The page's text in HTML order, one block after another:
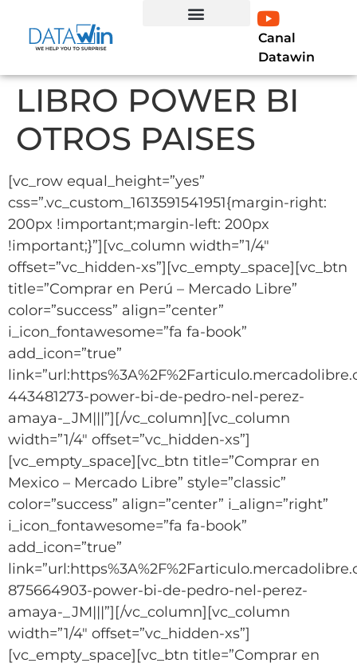
Canal
Datawin
LIBRO POWER BI
OTROS PAISES
[vc_row equal_height=”yes”
css=”.vc_custom_1613591541951{margin-right:
200px !important;margin-left: 200px
!important;}”][vc_column width=”1/4″
offset=”vc_hidden-xs”][vc_empty_space][vc_btn
title=”Comprar en Perú – Mercado Libre”
color=”success” align=”center”
i_icon_fontawesome=”fa fa-book”
add_icon=”true”
443481273-power-bi-de-pedro-nel-perez-
amaya-_JM|||”][/vc_column][vc_column
width=”1/4″ offset=”vc_hidden-xs”]
[vc_empty_space][vc_btn title=”Comprar en
Mexico – Mercado Libre” style=”classic”
color=”success” align=”center” i_align=”right”
i_icon_fontawesome=”fa fa-book”
add_icon=”true”
875664903-power-bi-de-pedro-nel-perez-
amaya-_JM|||”][/vc_column][vc_column
width=”1/4″ offset=”vc_hidden-xs”]
[vc_empty_space][vc_btn title=”Comprar en